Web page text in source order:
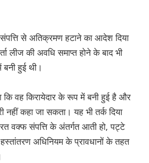
से अतिक्रमण हटाने का आदेश दिया
लीज की अवधि समाप्त होने के बाद भी
हुई थी।
कि वह किरायेदार के रूप में बनी हुई है और
कहा जा सकता। यह भी तर्क दिया
वक्फ संपत्ति के अंतर्गत आती हो, पट्टे
हस्तांतरण अधिनियम के प्रावधानों के तहत